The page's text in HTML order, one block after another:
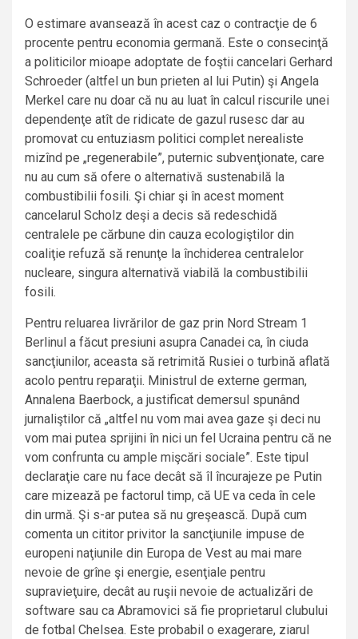
O estimare avansează în acest caz o contracţie de 6
procente pentru economia germană. Este o consecinţă
a politicilor mioape adoptate de foştii cancelari Gerhard
Schroeder (altfel un bun prieten al lui Putin) şi Angela
Merkel care nu doar că nu au luat în calcul riscurile unei
dependenţe atît de ridicate de gazul rusesc dar au
promovat cu entuziasm politici complet nerealiste
mizînd pe „regenerabile”, puternic subvenţionate, care
nu au cum să ofere o alternativă sustenabilă la
combustibilii fosili. Şi chiar şi în acest moment
cancelarul Scholz deşi a decis să redeschidă
centralele pe cărbune din cauza ecologiştilor din
coaliţie refuză să renunţe la închiderea centralelor
nucleare, singura alternativă viabilă la combustibilii
fosili.
Pentru reluarea livrărilor de gaz prin Nord Stream 1
Berlinul a făcut presiuni asupra Canadei ca, în ciuda
sancţiunilor, aceasta să retrimită Rusiei o turbină aflată
acolo pentru reparaţii. Ministrul de externe german,
Annalena Baerbock, a justificat demersul spunând
jurnaliştilor că „altfel nu vom mai avea gaze şi deci nu
vom mai putea sprijini în nici un fel Ucraina pentru că ne
vom confrunta cu ample mişcări sociale”. Este tipul
declaraţie care nu face decât să îl încurajeze pe Putin
care mizează pe factorul timp, că UE va ceda în cele
din urmă. Şi s-ar putea să nu greşească. După cum
comenta un cititor privitor la sancţiunile impuse de
europeni naţiunile din Europa de Vest au mai mare
nevoie de grîne şi energie, esenţiale pentru
supravieţuire, decât au ruşii nevoie de actualizări de
software sau ca Abramovici să fie proprietarul clubului
de fotbal Chelsea. Este probabil o exagerare, ziarul